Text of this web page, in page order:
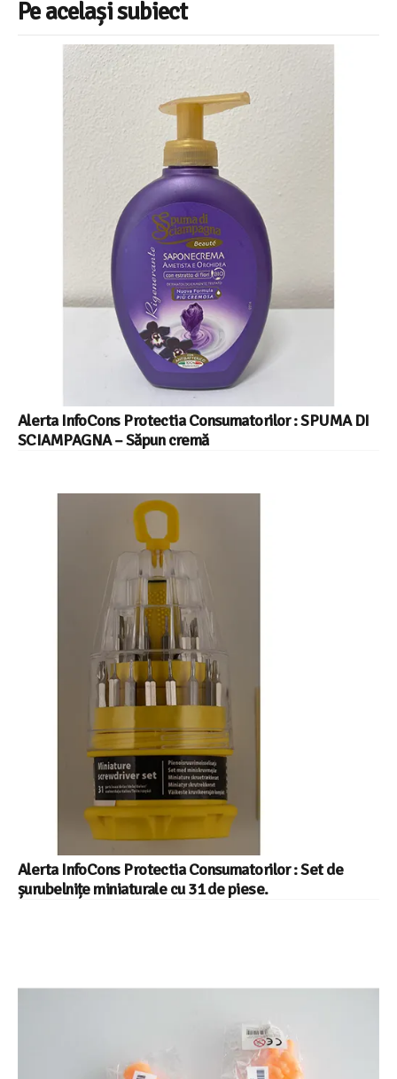
Pe același subiect
Alerta InfoCons Protectia Consumatorilor : SPUMA DI
SCIAMPAGNA – Săpun cremă
Alerta InfoCons Protectia Consumatorilor : Set de
șurubelnițe miniaturale cu 31 de piese.